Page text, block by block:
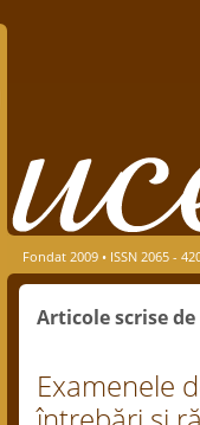
Fondat 2009 • ISSN 2065 -
Articole scrise
Examenele